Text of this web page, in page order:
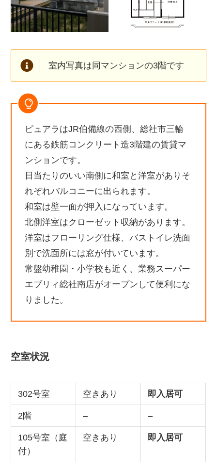
室内写真は同マンションの3階です
ピュアラはJR伯備線の西側、総社市三輪
にある鉄筋コンクリート造3階建の賃貸マ
ンションです。
日当たりのいい南側に和室と洋室がありそ
れぞれバルコニーに出られます。
和室は壁一面が押入になっています。
北側洋室はクローゼット収納があります。
洋室はフローリング仕様、バストイレ洗面
別で洗面所には窓が付いています。
常盤幼稚園・小学校も近く、業務スーパー
エブリィ総社南店がオープンして便利にな
りました。
空室状況
302号室 空きあり 即入居可
2階 – –
105号室（庭
付）
空きあり 即入居可